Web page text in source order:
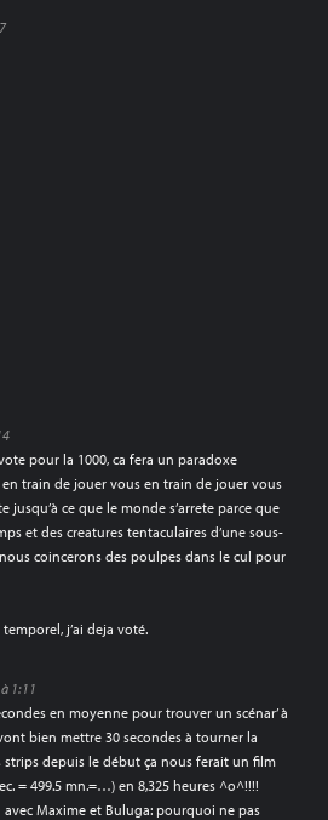
pour la 1000, ca fera un paradoxe
train de jouer vous en train de jouer vous
ce que le monde s’arrete parce que
et des creatures tentaculaires d’une sous-
coincerons des poulpes dans le cul pour
j’ai deja voté.
1:11
en moyenne pour trouver un scénar’ à
bien mettre 30 secondes à tourner la
strips depuis le début ça nous ferait un film
= 499.5 mn.=…) en 8,325 heures ^o^!!!!
avec Maxime et Buluga: pourquoi ne pas